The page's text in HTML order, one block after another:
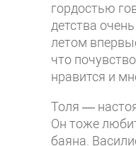
гордостью
детства
летом
что
нравится и
Толя —
Он тоже
баяна.